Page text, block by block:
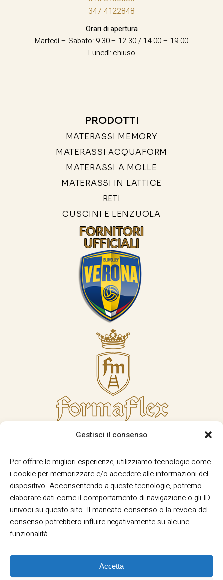
Gestisci il consenso
Per offrire le migliori esperienze, utilizziamo tecnologie come
i cookie per memorizzare e/o accedere alle informazioni del
dispositivo. Acconsentendo a queste tecnologie, potremo
elaborare dati come il comportamento di navigazione o gli ID
univoci su questo sito. Il mancato consenso o la revoca del
consenso potrebbero influire negativamente su alcune
funzionalità.
Accetta
347 4122848
Orari di apertura
Martedì – Sabato: 9.30 – 12.30 / 14.00 – 19.00
Lunedì: chiuso
PRODOTTI
MATERASSI MEMORY
MATERASSI ACQUAFORM
MATERASSI A MOLLE
MATERASSI IN LATTICE
RETI
CUSCINI E LENZUOLA